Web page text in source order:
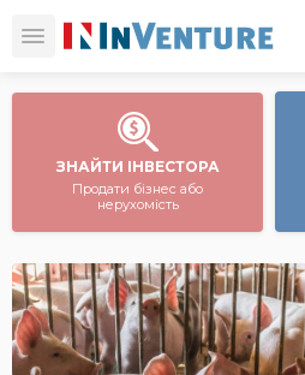
ЗНАЙТИ ІНВЕСТОРА
Продати бізнес або
нерухомість